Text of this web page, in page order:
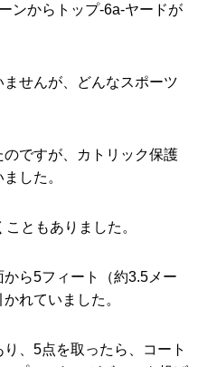
ンからトップ-6a-ヤードが
せんが、どんなスポーツ
ですが、カトリック保護
した。
ともありました。
ら5フィート（約3.5メー
れていました。
、5点を取ったら、コート